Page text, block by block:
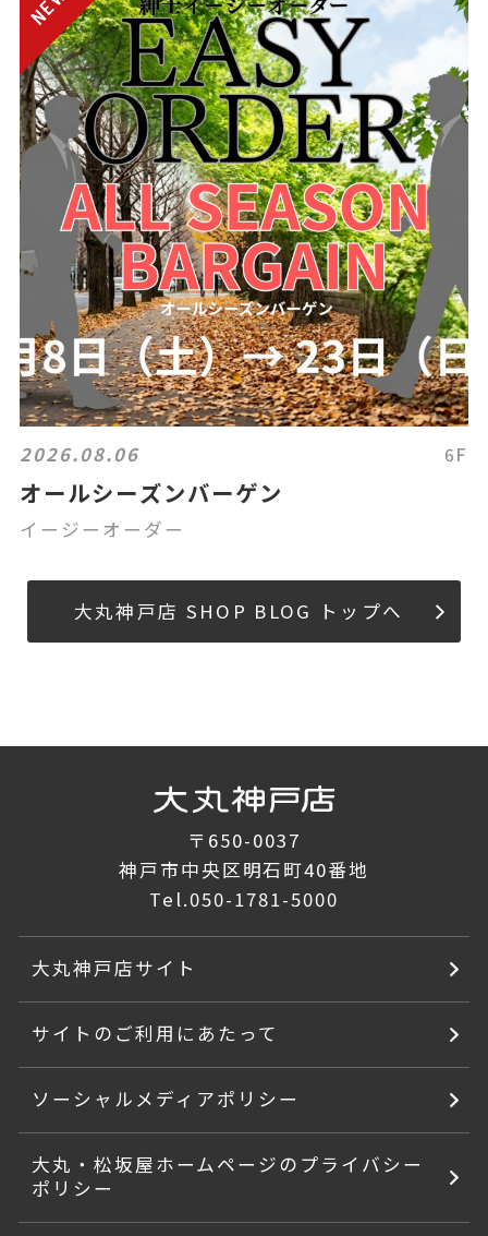
2026.08.06 6F
オールシーズンバーゲン
イージーオーダー
大丸神戸店 SHOP BLOG トップへ
〒650-0037
神戸市中央区明石町40番地
Tel.050-1781-5000
大丸神戸店サイト
サイトのご利用にあたって
ソーシャルメディアポリシー
大丸・松坂屋ホームページのプライバシー
ポリシー